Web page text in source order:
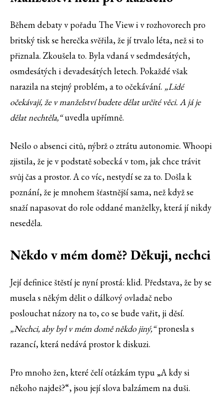
Během debaty v pořadu The View i v rozhovorech pro
britský tisk se herečka svěřila, že jí trvalo léta, než si to
přiznala. Zkoušela to. Byla vdaná v sedmdesátých,
osmdesátých i devadesátých letech. Pokaždé však
narazila na stejný problém, a to očekávání. „Lidé
očekávají, že v manželství budete dělat určité věci. A já je
dělat nechtěla,“uvedla upřímně.
Nešlo o absenci citů, nýbrž o ztrátu autonomie. Whoopi
zjistila, že je v podstatě sobecká v tom, jak chce trávit
svůj čas a prostor. A co víc, nestydí se za to. Došla k
poznání, že je mnohem šťastnější sama, než když se
snaží napasovat do role oddané manželky, která jí nikdy
neseděla.
Někdo v mém domě? Děkuji, nechci
Její definice štěstí je nyní prostá: klid. Představa, že by se
musela s někým dělit o dálkový ovladač nebo
poslouchat názory na to, co se bude vařit, ji děsí.
„Nechci, aby byl v mém domě někdo jiný,“pronesla s
razancí, která nedává prostor k diskuzi.
Pro mnoho žen, které čelí otázkám typu „A kdy si
někoho najdeš?“, jsou její slova balzámem na duši.